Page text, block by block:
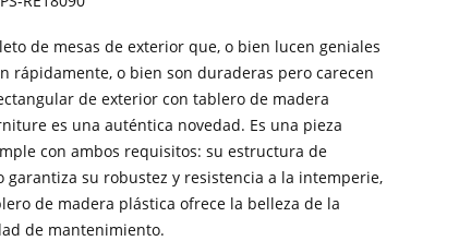
de mesas de exterior que, o bien lucen geniales
rápidamente, o bien son duraderas pero carecen
de exterior con tablero de madera
es una auténtica novedad. Es una pieza
con ambos requisitos: su estructura de
garantiza su robustez y resistencia a la intemperie,
de madera plástica ofrece la belleza de la
de mantenimiento.